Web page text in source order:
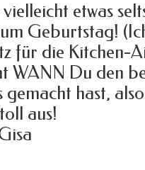
etwas
Geburtstag!
für die Kitchen-
WANN Du den
hast,
aus!